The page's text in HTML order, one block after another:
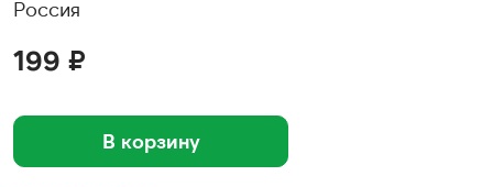
Россия
199 ₽
В корзину